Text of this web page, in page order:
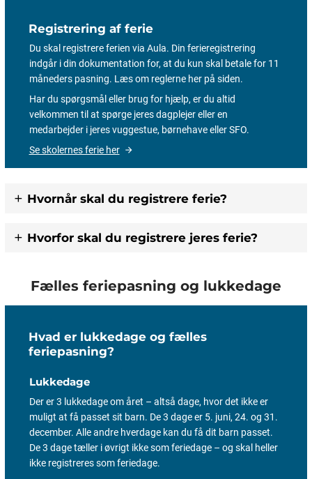
Registrering af ferie
Du skal registrere ferien via Aula. Din ferieregistrering
indgår i din dokumentation for, at du kun skal betale for 11
måneders pasning. Læs om reglerne her på siden.
Har du spørgsmål eller brug for hjælp, er du altid
velkommen til at spørge jeres dagplejer eller en
medarbejder i jeres vuggestue, børnehave eller SFO.
Se skolernes ferie her
Hvornår skal du registrere ferie?
Hvorfor skal du registrere jeres ferie?
Fælles feriepasning og lukkedage
Hvad er lukkedage og fælles
feriepasning?
Lukkedage
Der er 3 lukkedage om året – altså dage, hvor det ikke er
muligt at få passet sit barn. De 3 dage er 5. juni, 24. og 31.
december. Alle andre hverdage kan du få dit barn passet.
De 3 dage tæller i øvrigt ikke som feriedage – og skal heller
ikke registreres som feriedage.